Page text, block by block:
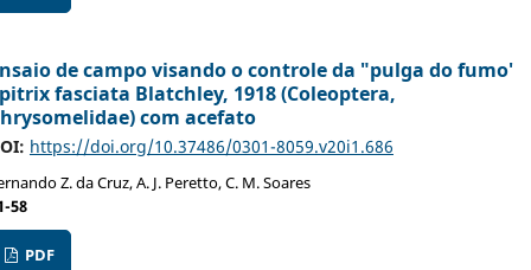
de campo visando o controle da "pulga do fumo'
fasciata Blatchley, 1918 (Coleoptera,
com acefato
https://doi.org/10.37486/0301-8059.v20i1.686
Z. da Cruz, A. J. Peretto, C. M. Soares
58
PDF